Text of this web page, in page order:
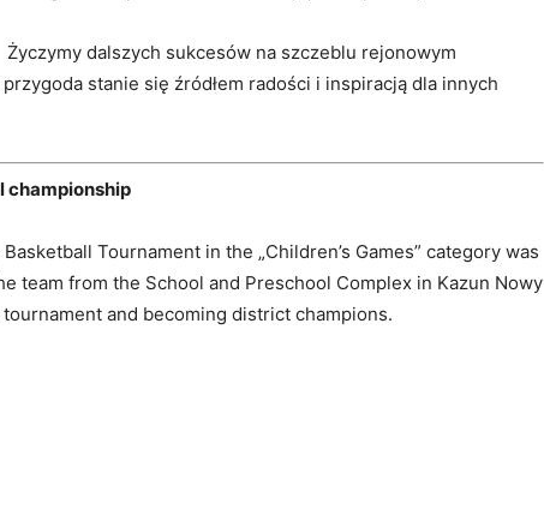
Życzymy dalszych sukcesów na szczeblu rejonowym
stanie się źródłem radości i inspiracją dla innych
championship
Tournament in the „Children’s Games” category was
team from the School and Preschool Complex in Kazun Nowy
and becoming district champions.